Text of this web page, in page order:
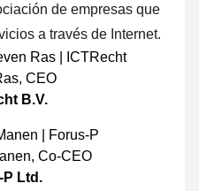
de empresas que
a través de Internet.
, CEO
B.V.
, Co-CEO
P Ltd.